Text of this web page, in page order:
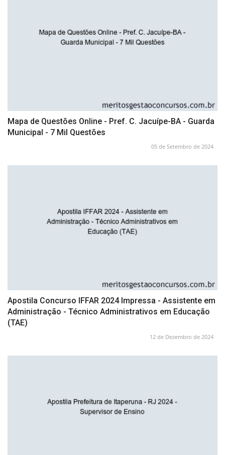
Mapa de Questões Online - Pref. C. Jacuípe-BA - Guarda
Municipal - 7 Mil Questões
05 de Setembro de 2024
Apostila Concurso IFFAR 2024 Impressa - Assistente em
Administração - Técnico Administrativos em Educação
(TAE)
12 de Dezembro de 2024